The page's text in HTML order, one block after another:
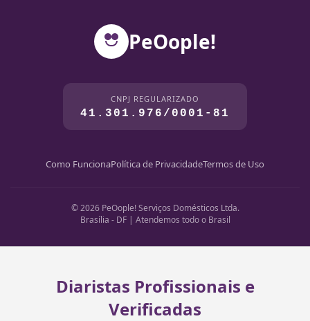
PeOople!
CNPJ REGULARIZADO
41.301.976/0001-81
Como FuncionaPolítica de PrivacidadeTermos de Uso
© 2026 PeOople! Serviços Domésticos Ltda.
Brasília - DF | Atendemos todo o Brasil
Diaristas Profissionais e
Verificadas